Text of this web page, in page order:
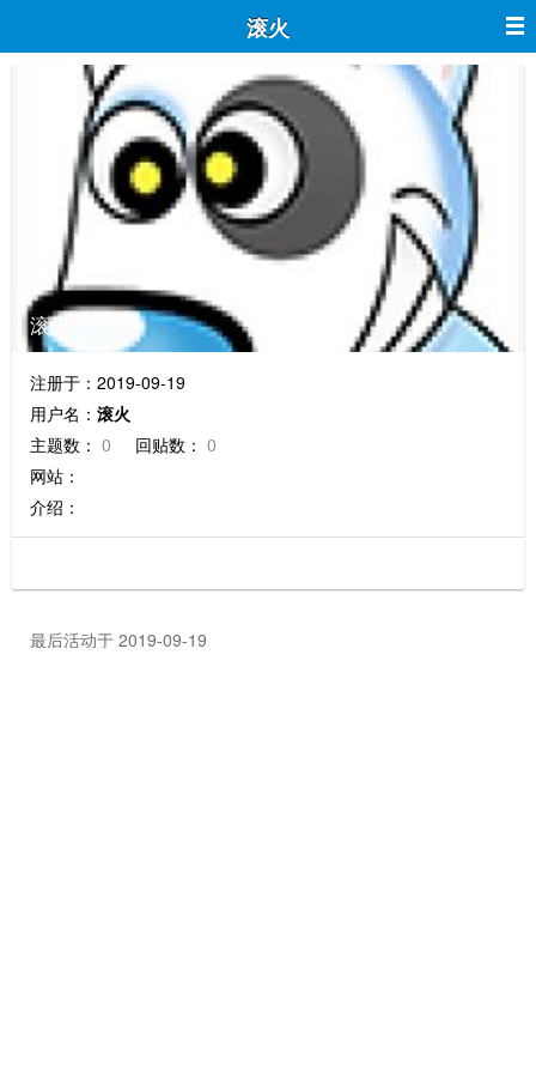
滚火
滚火
注册于：2019-09-19
用户名： 滚火
主题数： 0 回贴数： 0
网站：
介绍：
最后活动于 2019-09-19